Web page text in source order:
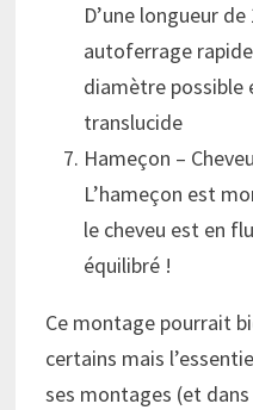
D’une longueur
autoferrage
diamètre possible
translucide
Hameçon –
L’hameçon est
le cheveu est en
équilibré !
Ce montage pourrait
certains mais
ses montages (et